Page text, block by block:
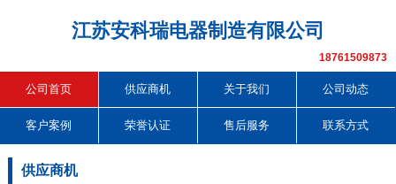
江苏安科瑞电器制造有限公司
18761509873
公司首页 供应商机 关于我们 公司动态
客户案例 荣誉认证 售后服务 联系方式
供应商机